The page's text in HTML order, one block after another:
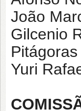
João
Gilcenio
Yuri